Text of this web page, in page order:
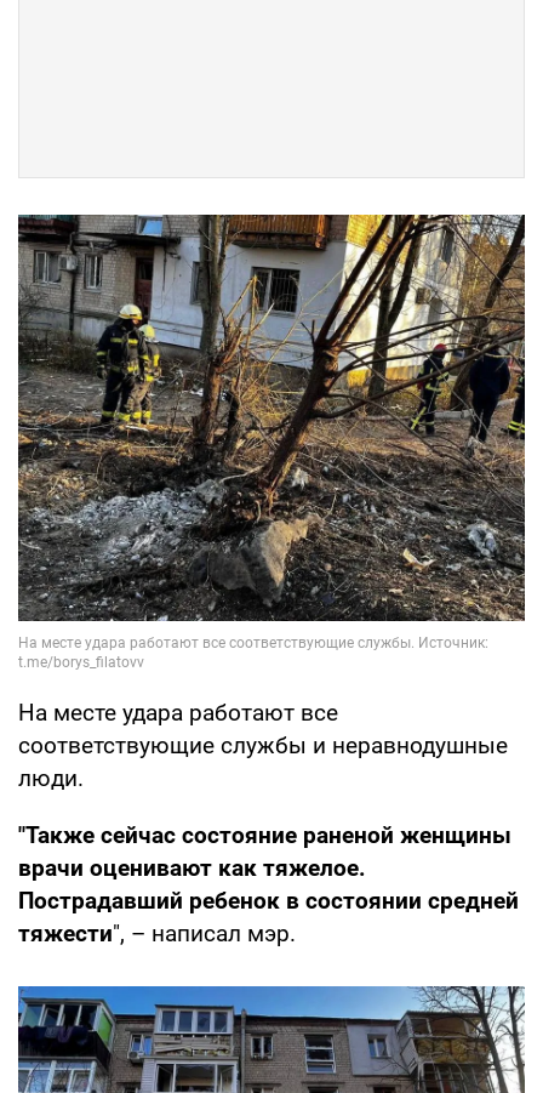
На месте удара работают все
соответствующие службы и неравнодушные
люди.
"Также сейчас состояние раненой женщины
врачи оценивают как тяжелое.
Пострадавший ребенок в состоянии средней
тяжести", – написал мэр.